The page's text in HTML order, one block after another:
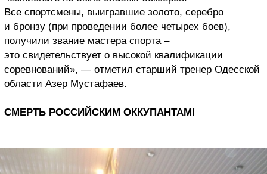
Все спортсмены, выигравшие золото, серебро
и бронзу (при проведении более четырех боев),
получили звание мастера спорта –
это свидетельствует о высокой квалификации
соревнований», — отметил старший тренер Одесской
области Азер Мустафаев.
СМЕРТЬ РОССИЙСКИМ ОККУПАНТАМ!